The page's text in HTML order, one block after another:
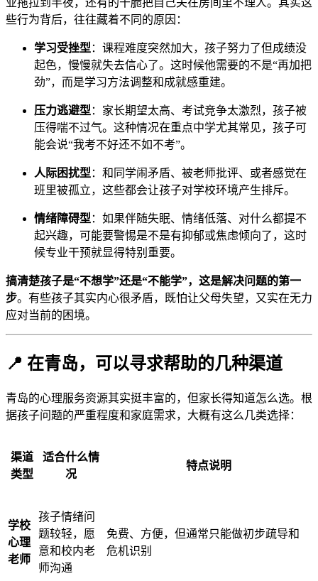
些行为背后，往往藏着不同的原因：
学习受挫型 ：课程难度突然加大，孩子努力了但成绩没
起色，慢慢就失去信心了。这时候他需要的不是“再加把
劲”，而是学习方法调整和成就感重建。
压力逃避型 ：家长期望太高、考试竞争太激烈，孩子被
压得喘不过气。这种情况在重点中学尤其常见，孩子可
能会说“我考不好还不如不考”。
人际困扰型 ：和同学闹矛盾、被老师批评、或者感觉在
班里被孤立，这些都会让孩子对学校环境产生排斥。
情绪障碍型 ：如果伴随失眠、情绪低落、对什么都提不
起兴趣，可能要警惕是不是有抑郁或焦虑倾向了，这时
候专业干预就显得特别重要。
搞清楚孩子是“不想学”还是“不能学”，这是解决问题的第一
步。有些孩子其实内心很矛盾，既怕让父母失望，又实在无力
应对当前的困境。
📍 在青岛，可以寻求帮助的几种渠道
青岛的心理服务资源其实挺丰富的，但家长得知道怎么选。根
据孩子问题的严重程度和家庭需求，大概有这么几类选择：
渠道
类型
适合什么情
况
特点说明
学校
心理
老师
孩子情绪问
题较轻，愿
意和校内老
师沟通
免费、方便，但通常只能做初步疏导和
危机识别